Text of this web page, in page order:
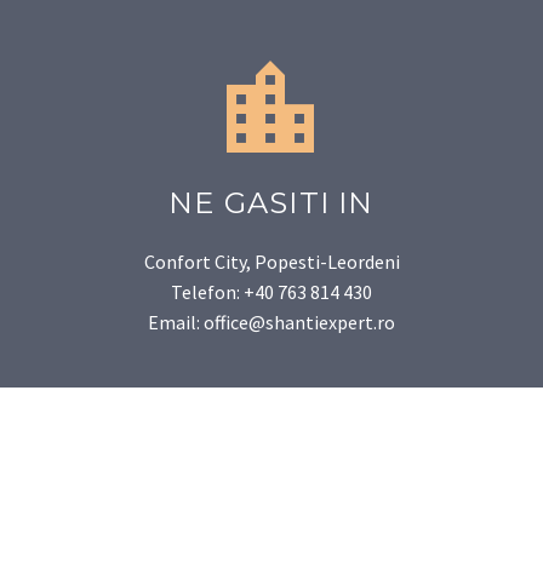


NE GASITI IN
Confort City, Popesti-Leordeni
Telefon: +40 763 814 430
Email: office@shantiexpert.ro